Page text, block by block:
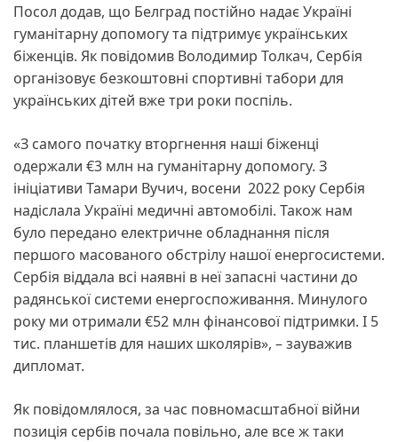
Посол додав, що Белград постійно надає Україні
гуманітарну допомогу та підтримує українських
біженців. Як повідомив Володимир Толкач, Сербія
організовує безкоштовні спортивні табори для
українських дітей вже три роки поспіль.
«З самого початку вторгнення наші біженці
одержали €3 млн на гуманітарну допомогу. З
ініціативи Тамари Вучич, восени 2022 року Сербія
надіслала Україні медичні автомобілі. Також нам
було передано електричне обладнання після
першого масованого обстрілу нашої енергосистеми.
Сербія віддала всі наявні в неї запасні частини до
радянської системи енергоспоживання. Минулого
року ми отримали €52 млн фінансової підтримки. І 5
тис. планшетів для наших школярів», – зауважив
дипломат.
Як повідомлялося, за час повномасштабної війни
позиція сербів почала повільно, але все ж таки